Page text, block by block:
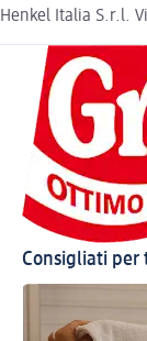
Henkel Italia S.r.l.
Consigliati per